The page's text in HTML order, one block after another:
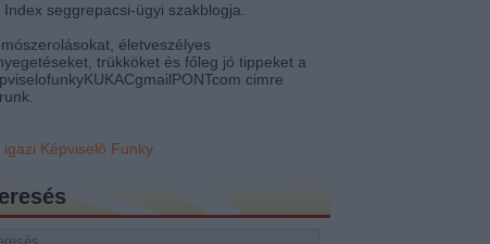
Index seggrepacsi-ügyi szakblogja.
életveszélyes
trükköket és főleg jó tippeket a
cimre
igazi Képviselő Funky